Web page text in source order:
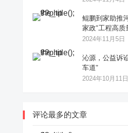
鲲鹏到家助推
家政”工程高质
2024年11月5日
沁源，公益诉
车道”
2024年10月11日
评论最多的文章